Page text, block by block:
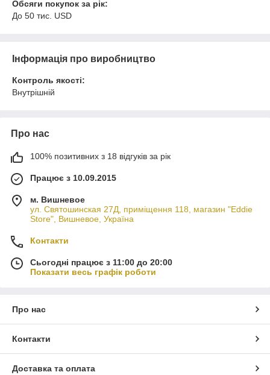
Обсяги покупок за рік:
До 50 тис. USD
Інформація про виробництво
Контроль якості:
Внутрішній
Про нас
100% позитивних з 18 відгуків за рік
Працює з 10.09.2015
м. Вишневое
ул. Святошинская 27Д, приміщення 118, магазин "Eddie
Store", Вишневое, Україна
Контакти
Сьогодні працює з 11:00 до 20:00
Показати весь графік роботи
Про нас
Контакти
Доставка та оплата